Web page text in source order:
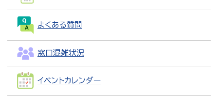
よくある質問
窓口混雑状況
イベントカレンダー